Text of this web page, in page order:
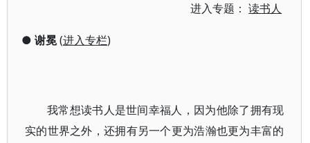
进入专题：读书人
● 谢冕(进入专栏)
我常想读书人是世间幸福人，因为他除了拥有现
实的世界之外，还拥有另一个更为浩瀚也更为丰富的